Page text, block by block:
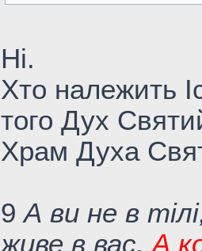
Ні.
Хто належить
того Дух
Храм Духа
9 А ви не в
живе в вас. А